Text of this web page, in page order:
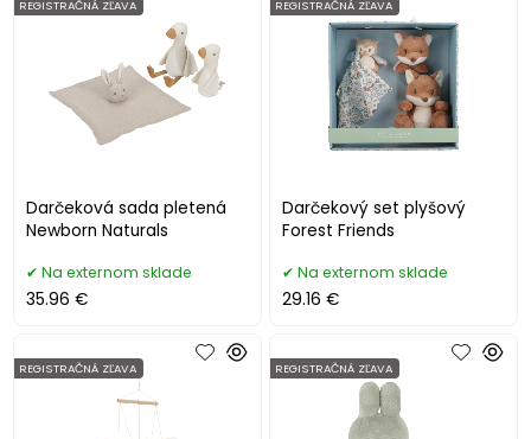
Darčeková sada pletená
Newborn Naturals
REGISTRAČNÁ ZĽAVA
Na externom sklade
35.96 €
Darčekový set plyšový
Forest Friends
REGISTRAČNÁ ZĽAVA
Na externom sklade
29.16 €
REGISTRAČNÁ ZĽAVA REGISTRAČNÁ ZĽAVA